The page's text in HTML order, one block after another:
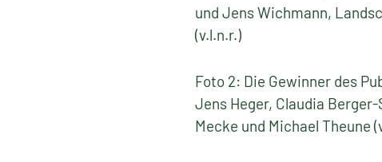
und Jens Wichmann,
(v.l.n.r.)
Foto 2: Die Gewinner des
Jens Heger, Claudia
Mecke und Michael Theune